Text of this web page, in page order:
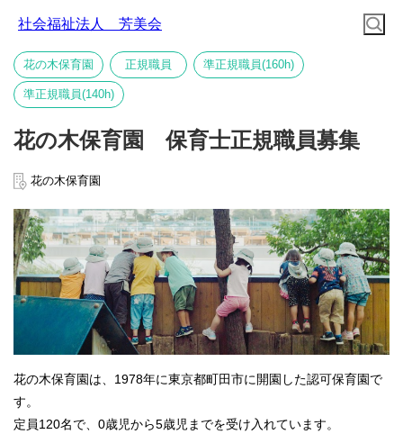
社会福祉法人 芳美会
花の木保育園 正規職員 準正規職員(160h)
準正規職員(140h)
花の木保育園 保育士正規職員募集
花の木保育園
花の木保育園は、1978年に東京都町田市に開園した認可保育園で
す。
定員120名で、0歳児から5歳児までを受け入れています。